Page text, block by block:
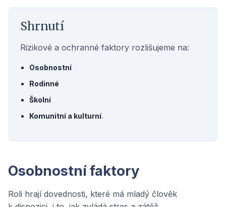
Shrnutí
Rizikové a ochranné faktory rozlišujeme na:
Osobnostní
Rodinné
Školní
Komunitní a kulturní.
Osobnostní faktory
Roli hrají dovednosti, které má mladý člověk